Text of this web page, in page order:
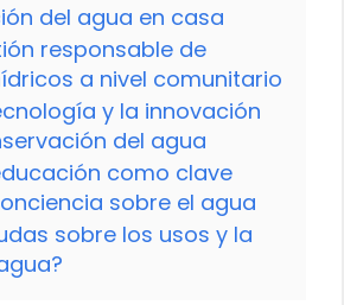
del agua en casa
responsable de
a nivel comunitario
y la innovación
del agua
como clave
sobre el agua
sobre los usos y la